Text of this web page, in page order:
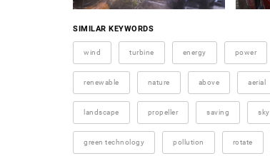
SIMILAR KEYWORDS
wind turbine energy power
renewable nature above aerial
landscape propeller saving sky
green technology pollution rotate